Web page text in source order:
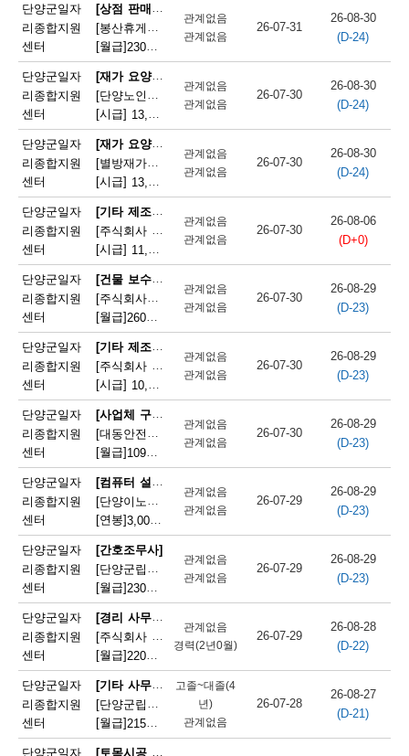
단양군일자
리종합지원
센터
[상점 판매원]
[봉산휴게쉼터] 봉산휴게쉼터 판매원 모집
[월급] 230만원
관계없음
관계없음
26-07-31
26-08-30
(D-24)
단양군일자
리종합지원
센터
[재가 요양보호사]
[단양노인재가복지센터] 단양노인재가복지센터 방문요양 요양선생님 모집
[시급] 13,100원 | 충청북도 단양군 대강면 대강로 71
관계없음
관계없음
26-07-30
26-08-30
(D-24)
단양군일자
리종합지원
센터
[재가 요양보호사]
[별방재가노인복지센터] 별방재가요양복지센터 재가요양보호사 모집
[시급] 13,000원 | 충청북도 단양군 영춘면 별방창원로 417
관계없음
관계없음
26-07-30
26-08-30
(D-24)
단양군일자
리종합지원
센터
[기타 제조 관련 단순 종사원]
[주식회사 에스피네이처] (주)에스피네이처 생산기능직 모집(단양사업소)
[시급] 11,165원 | 충청북도 단양군 매포읍 매포농공단지로 260-19
관계없음
관계없음
26-07-30
26-08-06
(D+0)
단양군일자
리종합지원
센터
[건물 보수원 및 영선원(아파트 기계·전기 시설관리 제외)]
[주식회사국원] 단양두진아파트 영선기사 모집
[월급] 260만원
관계없음
관계없음
26-07-30
26-08-29
(D-23)
단양군일자
리종합지원
센터
[기타 제조 관련 단순 종사원]
[주식회사 어반텍] (주)어반텍 보도블럭 생산직원 모집
[시급] 10,320원 | 충청북도 단양군 매포읍 단양산업단지2로 102
관계없음
관계없음
26-07-30
26-08-29
(D-23)
단양군일자
리종합지원
센터
[사업체 구내식당 급식 조리사]
[대동안전주식회사] 대동안전(주) 단양공장 구내식당 조리사 모집
[월급] 109만원
관계없음
관계없음
26-07-30
26-08-29
(D-23)
단양군일자
리종합지원
센터
[컴퓨터 설치 및 수리원(컴퓨터A/S원)]
[단양이노앤텍 주식회사] 컴퓨터 A/S 및 유지보수
[연봉]3,000만원 | 충청북도 단양군 단양읍 도전1로 22
관계없음
관계없음
26-07-29
26-08-29
(D-23)
단양군일자
리종합지원
센터
[간호조무사]
[단양군립노인요양병원] 단양군립노인요양병원 인공신장(투석)실 전담인력 채용
[월급] 230만원
관계없음
관계없음
26-07-29
26-08-29
(D-23)
단양군일자
리종합지원
센터
[경리 사무원(건설)]
[주식회사 풍원종합건설] 건설업 사무직 모집
[월급] 220만원 |
관계없음
경력(2년0월)
26-07-29
26-08-28
(D-22)
단양군일자
리종합지원
센터
[기타 사무 지원 종사원]
[단양군립노인요양병원]단양군립노인요양병원 간호 행정 보조
[월급] 215만원
고졸~대졸(4
년)
관계없음
26-07-28
26-08-27
(D-21)
단양군일자 [토목시공 기술자(토목견적 포함)]
군
채
용
정
보